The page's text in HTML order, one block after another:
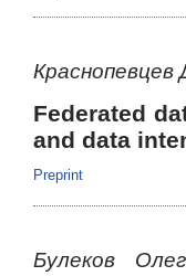
Federated
and data
Preprint
Булеков